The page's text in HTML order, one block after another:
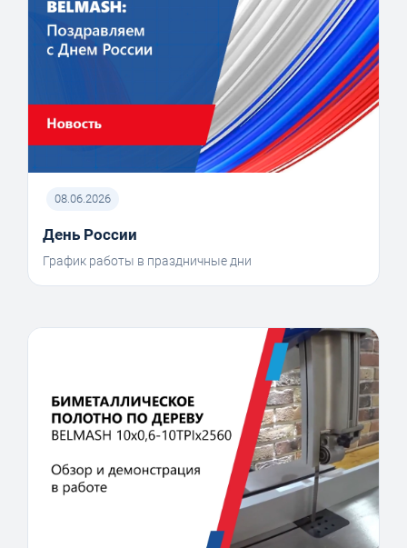
08.06.2026
День России
График работы в праздничные дни